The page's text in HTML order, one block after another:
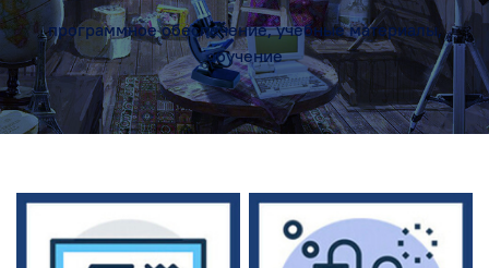
программное обеспечение, учебные материалы,
обучение